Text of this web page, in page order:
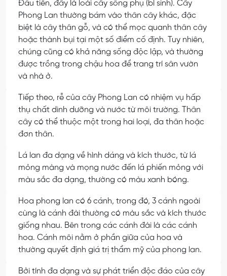
Đầu tiên, đây là loài cây sống phụ (bì sinh). Cây
Phong Lan thường bám vào thân cây khác, đặc
biệt là cây thân gỗ, và có thể mọc quanh thân cây
hoặc thành bụi tại một số điểm cố định. Tuy nhiên,
chúng cũng có khả năng sống độc lập, và thường
được trồng trong chậu hoa để trang trí sân vườn
và nhà ở.
Tiếp theo, rễ của cây Phong Lan có nhiệm vụ hấp
thụ chất dinh dưỡng và nước từ môi trường. Thân
cây có thể thuộc một trong hai loại, đa thân hoặc
đơn thân.
Lá lan đa dạng về hình dáng và kích thước, từ lá
mỏng màng và mọng nước đến lá phiến mỏng với
màu sắc đa dạng, thường có màu xanh bóng.
Hoa phong lan có 6 cánh, trong đó, 3 cánh ngoài
cùng là cánh đài thường có màu sắc và kích thước
giống nhau. Bên trong các cánh đài là các cánh
hoa. Cánh môi nằm ở phần giữa của hoa và
thường quyết định giá trị thẩm mỹ của phong lan.
Bởi tính đa dạng và sự phát triển độc đáo của cây